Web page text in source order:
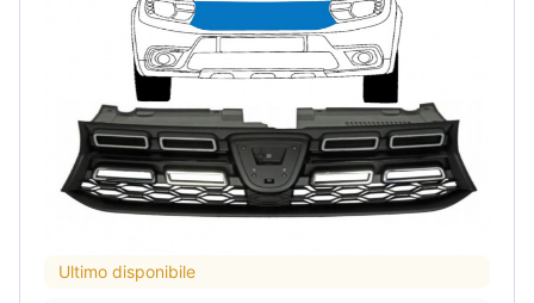
Ultimo disponibile